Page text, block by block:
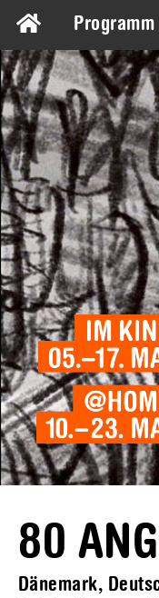
Programm
80
Dänemark,